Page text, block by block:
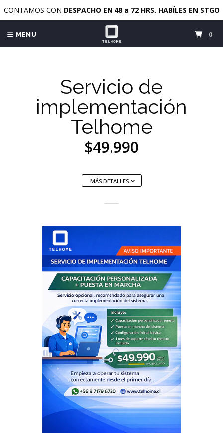
CONTAMOS CON DESPACHO EN 48 a 72 HRS. HABÍLES EN STGO
MENU 0
Servicio de
implementación
Telhome
$49.990
MÁS DETALLES